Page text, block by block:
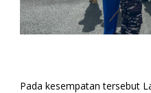
Pada kesempatan tersebut